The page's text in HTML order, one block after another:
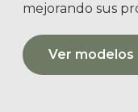
mejorando sus
Ver modelos